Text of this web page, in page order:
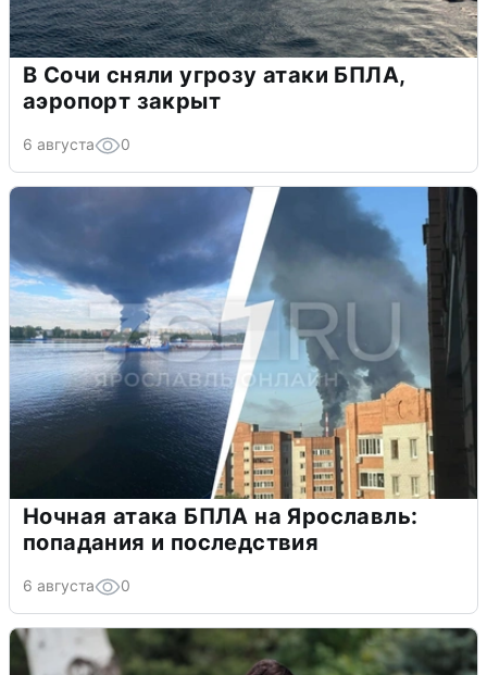
В Сочи сняли угрозу атаки БПЛА,
аэропорт закрыт
6 августа 0
Ночная атака БПЛА на Ярославль:
попадания и последствия
6 августа 0